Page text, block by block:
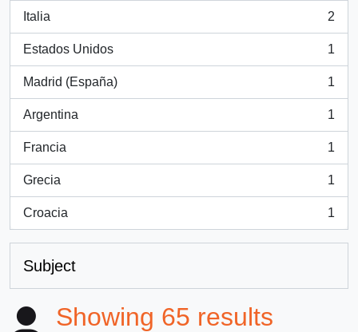
Italia
, 2 results
2
Estados Unidos
, 1 results
1
Madrid (España)
, 1 results
1
Argentina
, 1 results
1
Francia
, 1 results
1
Grecia
, 1 results
1
Croacia
, 1 results
1
Subject
Showing 65 results